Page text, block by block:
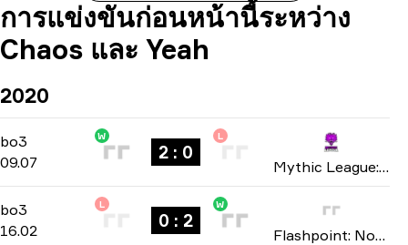
การแข่งขันก่อนหน้านี้ระหว่าง
Chaos และ Yeah
2020
bo3 -bo3
09.07
W
2 : 0
L
Mythic League: Season 1 2020
bo3 -bo3
16.02
L
0 : 2
W
Flashpoint: North America Closed Qualifier season 1 2020